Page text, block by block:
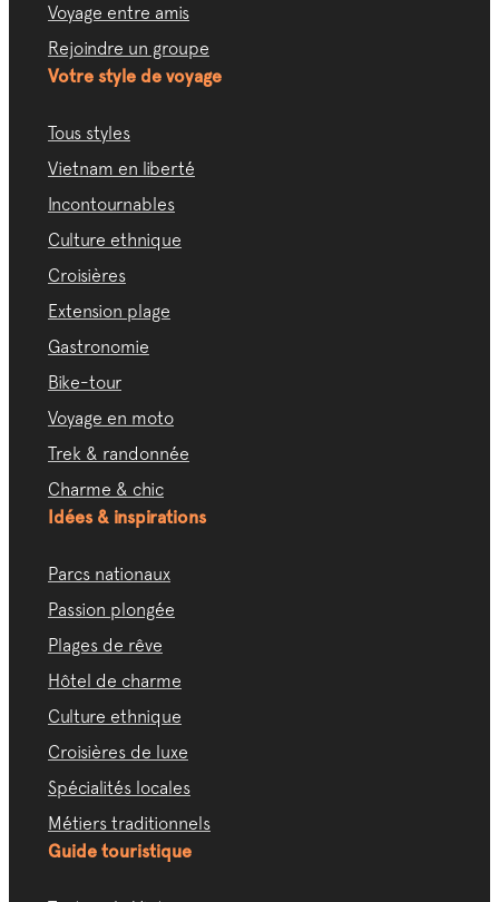
Voyage entre amis
Rejoindre un groupe
Votre style de voyage
Tous styles
Vietnam en liberté
Incontournables
Culture ethnique
Croisières
Extension plage
Gastronomie
Bike-tour
Voyage en moto
Trek & randonnée
Charme & chic
Idées & inspirations
Parcs nationaux
Passion plongée
Plages de rêve
Hôtel de charme
Culture ethnique
Croisières de luxe
Spécialités locales
Métiers traditionnels
Guide touristique